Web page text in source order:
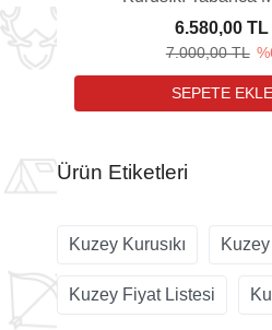
7.000,00 TL
6.580,00 TL
Ürün Etiketleri
Kuzey Kurusıkı Kuzey
Kuzey Fiyat Listesi